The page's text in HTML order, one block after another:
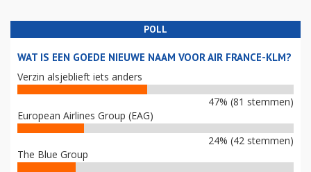
POLL
WAT IS EEN GOEDE NIEUWE NAAM VOOR AIR FRANCE-KLM?
Verzin alsjeblieft iets anders
47% (81 stemmen)
European Airlines Group (EAG)
24% (42 stemmen)
The Blue Group